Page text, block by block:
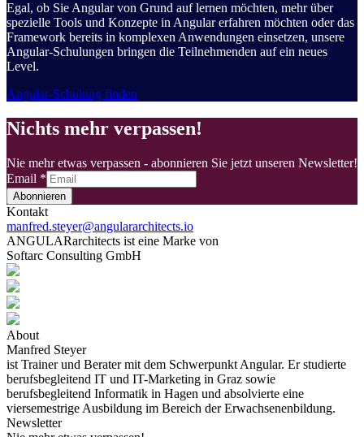
Egal, ob Sie Angular von Grund auf lernen möchten, mehr über
spezielle Tools und Konzepte in Angular erfahren möchten oder das
Framework bereits in komplexen Anwendungen einsetzen, unsere
Angular-Schulungen bringen die Teilnehmenden auf ein neues
Level.
Angular-Schulung finden
Nichts mehr verpassen!
Nie mehr etwas verpassen - abonnieren Sie jetzt unseren Newsletter!
Email *
Abonnieren
Kontakt
manfred.steyer@angulararchitects.io
ANGULARarchitects ist eine Marke von
Softarc Consulting GmbH
About
Manfred Steyer
ist Trainer und Berater mit dem Schwerpunkt Angular. Er studierte
berufsbegleitend IT und IT-Marketing in Graz sowie
berufsbegleitend Informatik in Hagen und absolvierte eine
viersemestrige Ausbildung im Bereich der Erwachsenenbildung.
Newsletter